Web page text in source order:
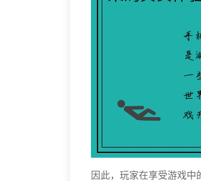
因此，玩家在享受游戏